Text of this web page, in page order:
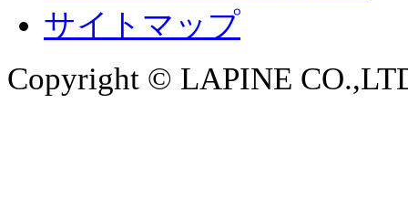
サイトマップ
Copyright © LAPINE